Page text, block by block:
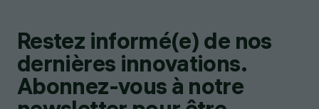
Restez informé(e) de nos
dernières innovations.
Abonnez-vous à notre